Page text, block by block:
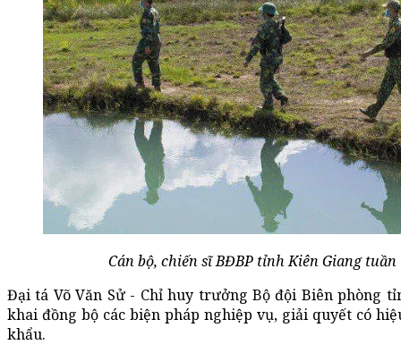
Cán bộ, chiến sĩ BĐBP tỉnh Kiên Giang
Đại tá Võ Văn Sử - Chỉ huy trưởng Bộ đội Biên phòng
khai đồng bộ các biện pháp nghiệp vụ, giải quyết có
khẩu.